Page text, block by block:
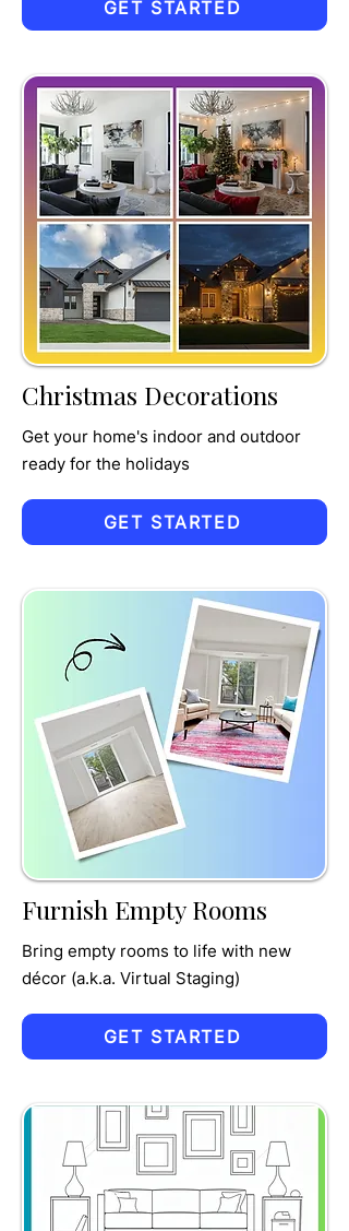
GET STARTED
TRU
MPET
Christmas Decorations
Get your home's indoor and outdoor
ready for the holidays
GET STARTED
TRU
MPET
Furnish Empty Rooms
Bring empty rooms to life with new
décor (a.k.a. Virtual Staging)
GET STARTED